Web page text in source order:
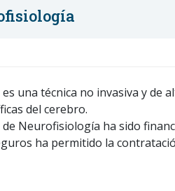
Consejo
Transparencia
Nuestra red
Plataforma de
Donación de
Tarjeta
CIEN Seminar
una técnica no invasiva y de
del cerebro.
Neurofisiología ha sido
ha permitido la